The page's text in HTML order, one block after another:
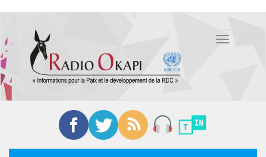
contenu
principal
Toggle